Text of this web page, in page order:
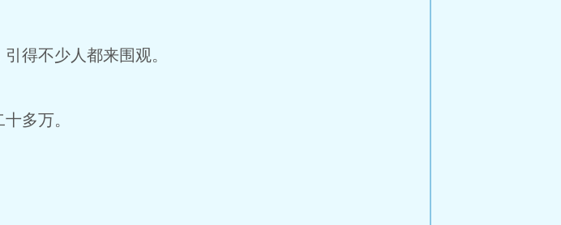
得不少人都来围观。
多万。